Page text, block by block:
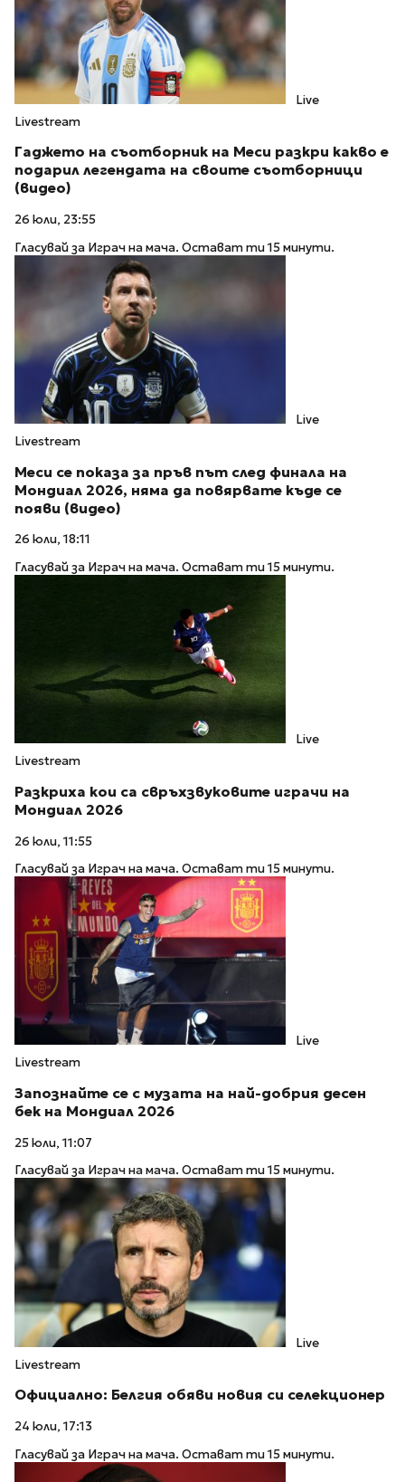
Live
Livestream
Гаджето на съотборник на Меси разкри какво е
подарил легендата на своите съотборници
(видео)
26 юли, 23:55
Гласувай за Играч на мача. Остават ти 15 минути.
Live
Livestream
Меси се показа за пръв път след финала на
Мондиал 2026, няма да повярвате къде се
появи (видео)
26 юли, 18:11
Гласувай за Играч на мача. Остават ти 15 минути.
Live
Livestream
Разкриха кои са свръхзвуковите играчи на
Мондиал 2026
26 юли, 11:55
Гласувай за Играч на мача. Остават ти 15 минути.
Live
Livestream
Запознайте се с музата на най-добрия десен
бек на Мондиал 2026
25 юли, 11:07
Гласувай за Играч на мача. Остават ти 15 минути.
Live
Livestream
Официално: Белгия обяви новия си селекционер
24 юли, 17:13
Гласувай за Играч на мача. Остават ти 15 минути.